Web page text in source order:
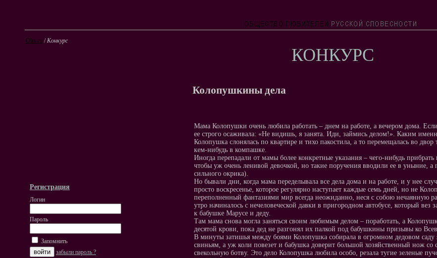
Olrs.ru /Конкурс
КОНКУРС
Регистрация
Логин
Пароль
Запомнить
забыли пароль ?
Колопушкины дела
Мама Колопушки очень любила работать – днем на работе, а вечером дома.
ее строго осаживала: «Не видишь, я занята. Иди, займись делом!». Каким
Колопушка слонялась по квартире и тихо пакостила, а то перемещалась во
кем-нибудь в компашке.
Иногда перепадали от мамы более конкретные указания – чего-нибудь
чтобы уж очень ленивой девочкой, но такие поручения вводили ее в уныние, а
сильного окрика).
Но бывали дни, когда мама переделывала все дела дома и на работе, и у нее
просто воскресенье, которое регулярно наступает каждые семь дней, но не
переполненный фантазиями мир всегда неожиданно, неся с собою нечаянную
утро начиналось с нечеловеческой давки в пригородном автобусе, который
к бабушке Марусе и деду.
Там мама снова могла заняться своим любимым делом – поработать, а
десятой крови, пока дед не разгонял их палкой под бабушкины призывы ко
В минуты затишья между боями Колопушка собирала в огромном дедовом саду
свиньям, а уж коли повезет и бабушка доверит большой хозяйственный нож
свекольную ботву. Это дело Колопушка любила особо, резала тугие зеленые